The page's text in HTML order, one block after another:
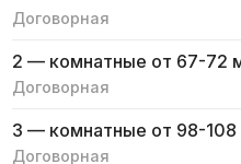
Договорная
2 — комнатные от 67-72
Договорная
3 — комнатные от 98-108
Договорная